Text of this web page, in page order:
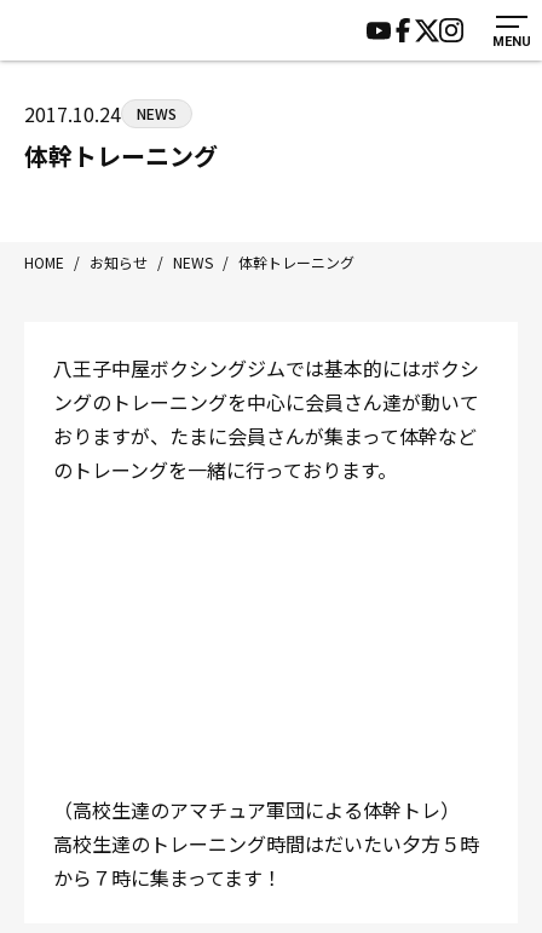
MENU
八王子中屋ボクシングジム
〒192-0072 東京都八王子市南町3-8 第2原嶋ビル1F
Tel/Fax：042-622-7222
営業時間：月〜土 14:00〜22:00 / 日・祝 14:00〜19:00
HOME
ジムについて
トレーニング
入会案内
施設紹介
サポーター募集
2017.10.24 NEWS
体幹トレーニング
HOME / お知らせ / NEWS / 体幹トレーニング
八王子中屋ボクシングジムでは基本的にはボクシ
ングのトレーニングを中心に会員さん達が動いて
おりますが、たまに会員さんが集まって体幹など
のトレーングを一緒に行っております。
（高校生達のアマチュア軍団による体幹トレ）
高校生達のトレーニング時間はだいたい夕方５時
から７時に集まってます！